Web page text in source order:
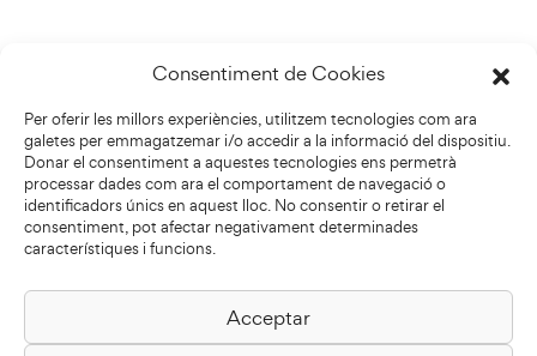
Consentiment de Cookies
Per oferir les millors experiències, utilitzem tecnologies com ara
galetes per emmagatzemar i/o accedir a la informació del dispositiu.
Donar el consentiment a aquestes tecnologies ens permetrà
processar dades com ara el comportament de navegació o
identificadors únics en aquest lloc. No consentir o retirar el
consentiment, pot afectar negativament determinades
característiques i funcions.
Acceptar
Biblioteca Pilarin Bayés